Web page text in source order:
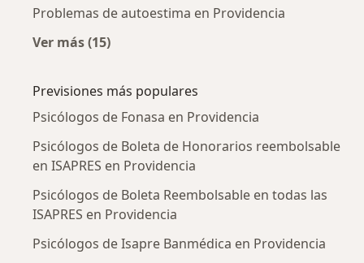
Problemas de autoestima en Providencia
Ver más (15)
Previsiones más populares
Psicólogos de Fonasa en Providencia
Psicólogos de Boleta de Honorarios reembolsable
en ISAPRES en Providencia
Psicólogos de Boleta Reembolsable en todas las
ISAPRES en Providencia
Psicólogos de Isapre Banmédica en Providencia